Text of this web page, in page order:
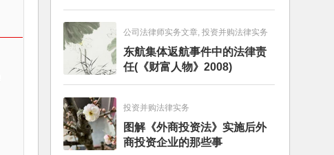
投资服务
公司法律师实务文章, 投资并购法律实务
东航集体返航事件中的法律责
任(《财富人物》2008)
投资并购法律实务
图解《外商投资法》实施后外
商投资企业的那些事